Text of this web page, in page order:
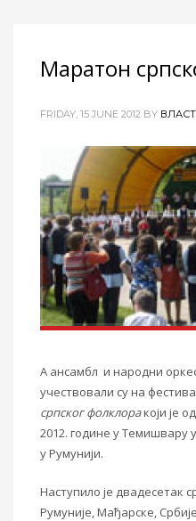
Маратон
FRIDAY, 15 JUNE 2012 BY
А ансамбл и народни
учествовали су на
српског фолклоракоји је
2012. године у Темишвару
у Румунији.
Наступило је двадесетак
Румуније, Мађарске,